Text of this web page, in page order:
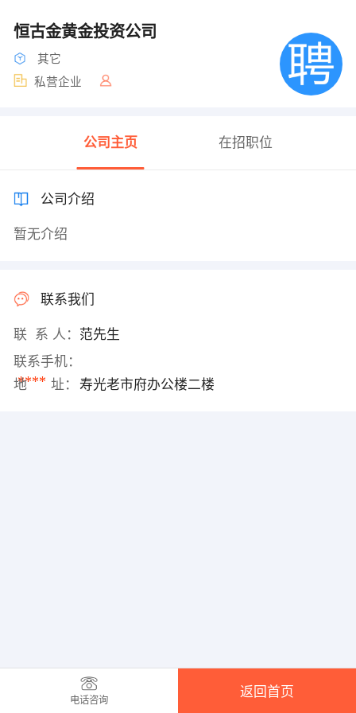
恒古金黄金投资公司
其它
私营企业
公司主页 在招职位
公司介绍
暂无介绍
联系我们
联 系 人： 范先生
联系手机：
****
地 址： 寿光老市府办公楼二楼
电话咨询
返回首页